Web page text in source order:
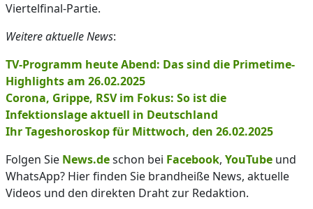
Viertelfinal-Partie.
Weitere aktuelle News:
TV-Programm heute Abend: Das sind die Primetime-
Highlights am 26.02.2025
Corona, Grippe, RSV im Fokus: So ist die
Infektionslage aktuell in Deutschland
Ihr Tageshoroskop für Mittwoch, den 26.02.2025
Folgen Sie News.deschon bei Facebook, YouTube und
WhatsApp? Hier finden Sie brandheiße News, aktuelle
Videos und den direkten Draht zur Redaktion.